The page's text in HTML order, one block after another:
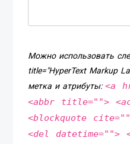
Можно использовать
title="HyperText Markup
метка и атрибуты:<a
<abbr title="">
<blockquote
<del datetime="">